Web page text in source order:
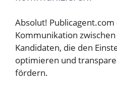
Absolut!
Kommunikation
Kandidaten, die den
optimieren und
fördern.